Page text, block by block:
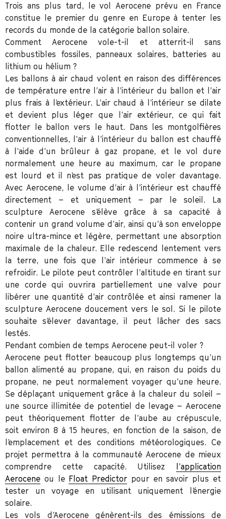
Trois ans plus tard, le vol Aerocene prévu en France
constitue le premier du genre en Europe à tenter les
records du monde de la catégorie ballon solaire.
Comment Aerocene vole-t-il et atterrit-il sans
combustibles fossiles, panneaux solaires, batteries au
lithium ou hélium ?
Les ballons à air chaud volent en raison des différences
de température entre l’air à l’intérieur du ballon et l’air
plus frais à l’extérieur. L’air chaud à l’intérieur se dilate
et devient plus léger que l’air extérieur, ce qui fait
flotter le ballon vers le haut. Dans les montgolfières
conventionnelles, l’air à l’intérieur du ballon est chauffé
à l’aide d’un brûleur à gaz propane, et le vol dure
normalement une heure au maximum, car le propane
est lourd et il n’est pas pratique de voler davantage.
Avec Aerocene, le volume d’air à l’intérieur est chauffé
directement – et uniquement – par le soleil. La
sculpture Aerocene s’élève grâce à sa capacité à
contenir un grand volume d’air, ainsi qu’à son enveloppe
noire ultra-mince et légère, permettant une absorption
maximale de la chaleur. Elle redescend lentement vers
la terre, une fois que l’air intérieur commence à se
refroidir. Le pilote peut contrôler l’altitude en tirant sur
une corde qui ouvrira partiellement une valve pour
libérer une quantité d’air contrôlée et ainsi ramener la
sculpture Aerocene doucement vers le sol. Si le pilote
souhaite s’élever davantage, il peut lâcher des sacs
lestés.
Pendant combien de temps Aerocene peut-il voler ?
Aerocene peut flotter beaucoup plus longtemps qu’un
ballon alimenté au propane, qui, en raison du poids du
propane, ne peut normalement voyager qu’une heure.
Se déplaçant uniquement grâce à la chaleur du soleil –
une source illimitée de potentiel de levage – Aerocene
peut théoriquement flotter de l’aube au crépuscule,
soit environ 8 à 15 heures, en fonction de la saison, de
l’emplacement et des conditions météorologiques. Ce
projet permettra à la communauté Aerocene de mieux
comprendre cette capacité. Utilisez l’application
Aerocene ou le Float Predictor pour en savoir plus et
tester un voyage en utilisant uniquement l’énergie
solaire.
Les vols d’Aerocene génèrent-ils des émissions de